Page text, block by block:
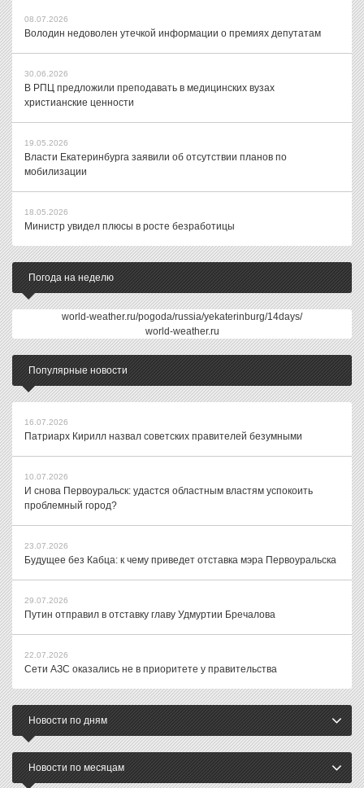
08.07.2026
Володин недоволен утечкой информации о премиях депутатам
30.06.2026
В РПЦ предложили преподавать в медицинских вузах
христианские ценности
19.05.2026
Власти Екатеринбурга заявили об отсутствии планов по
мобилизации
18.05.2026
Министр увидел плюсы в росте безработицы
Погода на неделю
world-weather.ru/pogoda/russia/yekaterinburg/14days/
world-weather.ru
Популярные новости
16.07.2026
Патриарх Кирилл назвал советских правителей безумными
10.07.2026
И снова Первоуральск: удастся областным властям успокоить
проблемный город?
23.07.2026
Будущее без Кабца: к чему приведет отставка мэра Первоуральска
29.07.2026
Путин отправил в отставку главу Удмуртии Бречалова
22.07.2026
Сети АЗС оказались не в приоритете у правительства
Новости по дням
Новости по месяцам